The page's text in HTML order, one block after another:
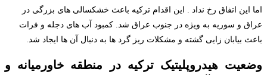
اما این اتفاق رخ نداد . این اقدام ترکیه باعث خشکسالی های بزرگی در
عراق و سوریه به ویژه در جنوب عراق شد. کمبود آب های دجله و فرات
باعث بیابان زایی گشته و مشکلات ریز گرد ها به دنبال آن ها ایجاد شد.
وضعیت هیدروپلیتیک ترکیه در منطقه خاورمیانه و